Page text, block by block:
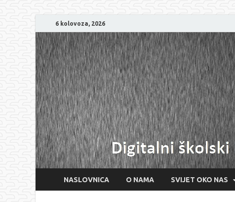
6 kolovoza, 2026
NASLOVNICA O NAMA SVIJET OKO NAS